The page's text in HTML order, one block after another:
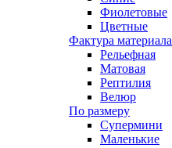
Фиолетовые
Цветные
Фактура материала
Рельефная
Матовая
Рептилия
Велюр
По размеру
Супермини
Маленькие